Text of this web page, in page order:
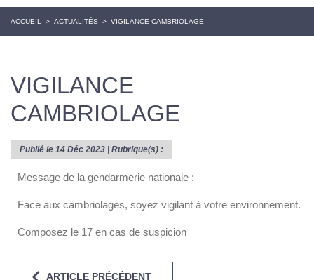
ACCUEIL > ACTUALITÉS > VIGILANCE CAMBRIOLAGE
VIGILANCE
CAMBRIOLAGE
Publié le 14 Déc 2023 | Rubrique(s) :
Message de la gendarmerie nationale :
Face aux cambriolages, soyez vigilant à votre environnement.
Composez le 17 en cas de suspicion
ARTICLE PRÉCÉDENT